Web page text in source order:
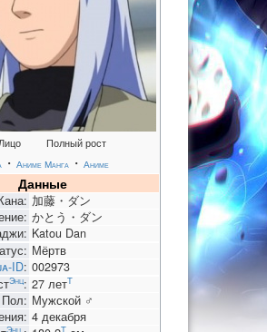
Лицо
・ Аниме
Полный рост
Манга ・ Аниме
Данные
加藤・ダン
かとう・ダン
Katou Dan
Мёртв
ID: 002973
Энц: 27 летT
Пол: Мужской ♂
4 декабря